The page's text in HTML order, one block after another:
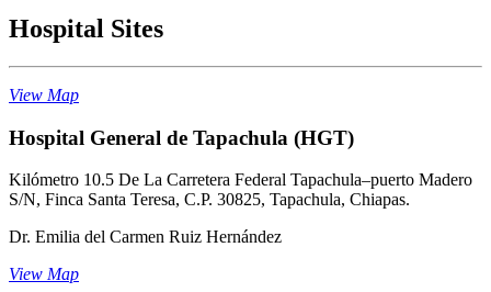
Hospital Sites
View Map
Hospital General de Tapachula (HGT)
Kilómetro 10.5 De La Carretera Federal Tapachula–puerto Madero
S/N, Finca Santa Teresa, C.P. 30825, Tapachula, Chiapas.
Dr. Emilia del Carmen Ruiz Hernández
View Map